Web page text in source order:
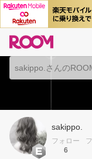
sakippo.
フォロー
6